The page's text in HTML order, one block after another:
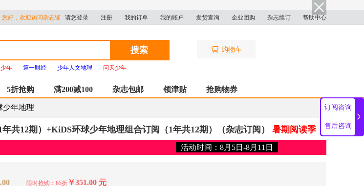
您好，欢迎访问杂志铺 请您登录 注册 我的订单 我的账户 发货查询 企业团购 杂志续订 帮助中心
搜索
年 第一财经 少年人文地理 问天少年
购物车
5折抢购 满200减100 杂志包邮 领津贴 抢购物券
少年地理
共12期）+KiDS环球少年地理组合订阅（1年共12期）（杂志订阅） 暑期阅读季
活动时间：8月5日-8月11日
限时抢购：65折 ￥351.00 元
订阅咨询
售后咨询